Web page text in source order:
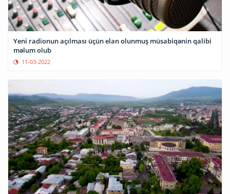
Yeni radionun açılması üçün elan olunmuş müsabiqənin qalibi
məlum olub
11-03-2022